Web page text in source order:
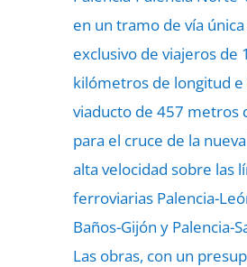
en un tramo de vía
exclusivo de viajeros de
kilómetros de longitud e
viaducto de 457 metros
para el cruce de la
alta velocidad sobre las
ferroviarias Palencia-
Baños-Gijón y Palencia-
Las obras, con un